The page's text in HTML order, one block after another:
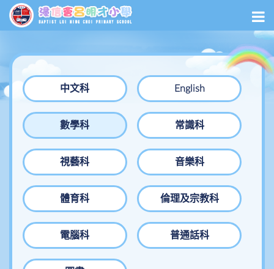
中文科 English
數學科 常識科
視藝科 音樂科
體育科 倫理及宗教科
電腦科 普通話科